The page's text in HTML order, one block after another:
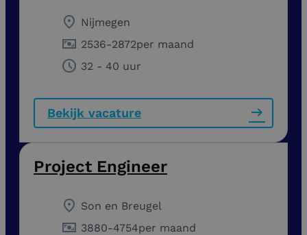
Nijmegen
2536-2872per maand
32 - 40 uur
Bekijk vacature
Project Engineer
Son en Breugel
3880-4754per maand